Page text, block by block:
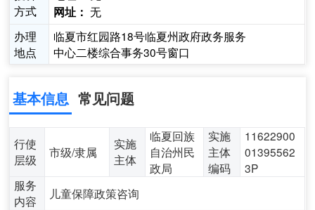
方式
网址： 无
办理
地点
临夏市红园路18号临夏州政府政务服务
中心二楼综合事务30号窗口
基本信息 常见问题
行使
层级
市级/隶属
实施
主体
临夏回族
自治州民
政局
实施
主体
编码
11622900
01395562
3P
服务
内容
儿童保障政策咨询